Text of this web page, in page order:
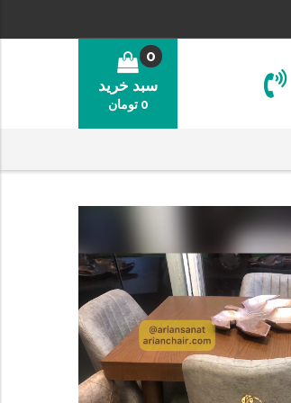
سبد خرید
0
0 تومان